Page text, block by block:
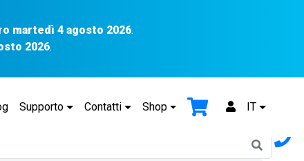
martedì 4 agosto 2026.
2026.
Supporto Contatti Shop IT